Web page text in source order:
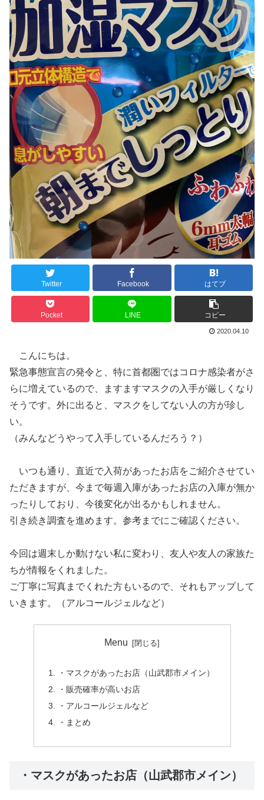
Twitter Facebook はてブ
Pocket LINE コピー
2020.04.10
こんにちは。
緊急事態宣言の発令と、特に首都圏ではコロナ感染者がさ
らに増えているので、ますますマスクの入手が厳しくなり
そうです。外に出ると、マスクをしてない人の方が珍し
い。
（みんなどうやって入手しているんだろう？）
いつも通り、直近で入荷があったお店をご紹介させてい
ただきますが、今まで毎週入庫があったお店の入庫が無か
ったりしており、今後変化が出るかもしれません。
引き続き調査を進めます。参考までにご確認ください。
今回は週末しか動けない私に変わり、友人や友人の家族た
ちが情報をくれました。
ご丁寧に写真までくれた方もいるので、それもアップして
いきます。（アルコールジェルなど）
Menu
・マスクがあったお店（山武郡市メイン）
・販売確率が高いお店
・アルコールジェルなど
・まとめ
・マスクがあったお店（山武郡市メイン）